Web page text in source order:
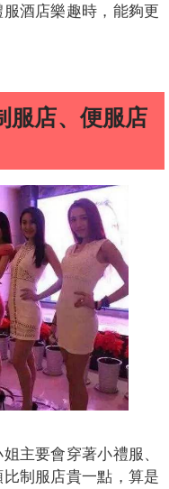
酒店樂趣時，能夠更
服店、便服店
主要會穿著小禮服、
制服店貴一點，算是